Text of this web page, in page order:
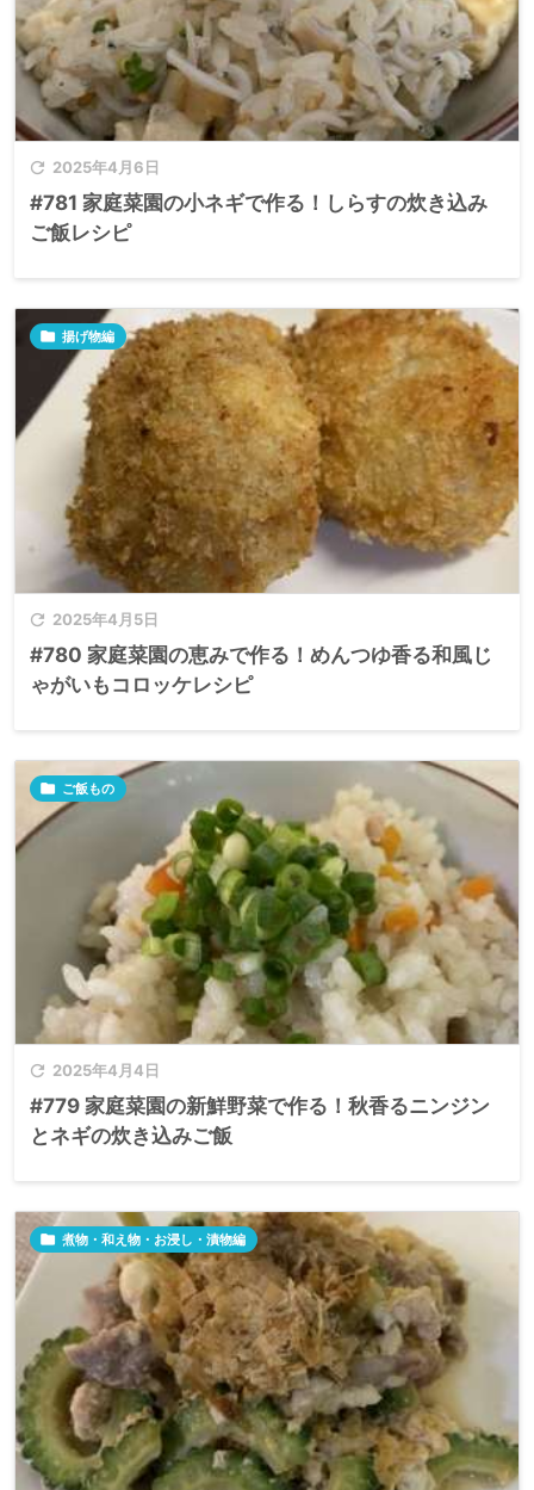
 2025年4月6日
#781 家庭菜園の小ネギで作る！しらすの炊き込み
ご飯レシピ
 2025年4月5日
 揚げ物編
#780 家庭菜園の恵みで作る！めんつゆ香る和風じ
ゃがいもコロッケレシピ
 2025年4月4日
 ご飯もの
#779 家庭菜園の新鮮野菜で作る！秋香るニンジン
とネギの炊き込みご飯
 煮物・和え物・お浸し・漬物編